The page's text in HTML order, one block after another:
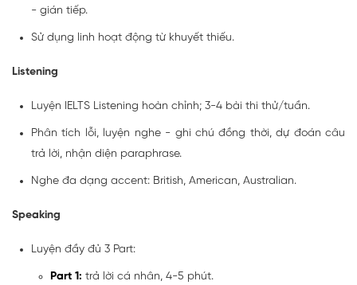
- gián tiếp.
Sử dụng linh hoạt động từ khuyết thiếu.
Listening
Luyện IELTS Listening hoàn chỉnh; 3-4 bài thi thử/tuần.
Phân tích lỗi, luyện nghe - ghi chú đồng thời, dự đoán câu
trả lời, nhận diện paraphrase.
Nghe đa dạng accent: British, American, Australian.
Speaking
Luyện đầy đủ 3 Part:
Part 1: trả lời cá nhân, 4-5 phút.